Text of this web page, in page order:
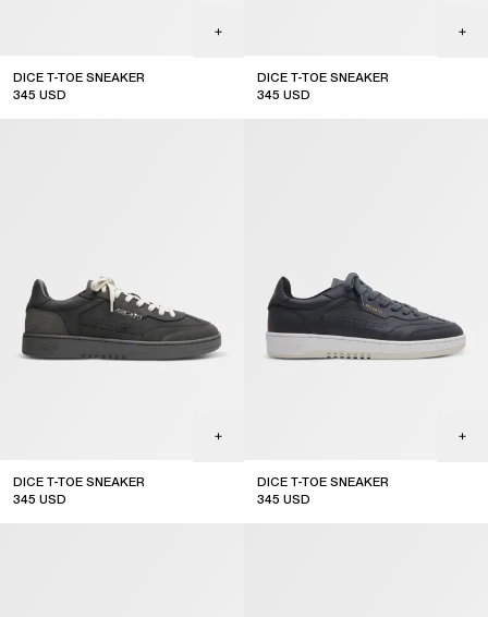
DICE T-TOE SNEAKER
345 USD
DICE T-TOE SNEAKER
345 USD
DICE T-TOE SNEAKER
345 USD
DICE T-TOE SNEAKER
345 USD